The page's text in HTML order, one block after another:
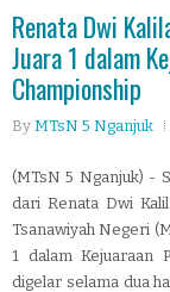
Renata Dwi
Juara 1 dalam
Championship
By MTsN 5 Nganjuk
(MTsN 5 Nganjuk) -
dari Renata Dwi
Tsanawiyah Negeri
1 dalam Kejuaraan
digelar selama dua